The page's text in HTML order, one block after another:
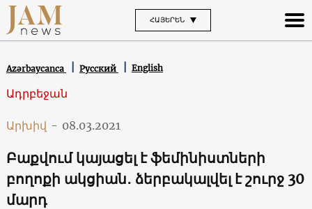
ՀԱՅԵՐԵՆ
Azərbaycanca Русский English
Ադրբեջան
Արխիվ - 08.03.2021
Բաքվում կայացել է ֆեմինիստների
բողոքի ակցիան․ ձերբակալվել է շուրջ 30
մարդ